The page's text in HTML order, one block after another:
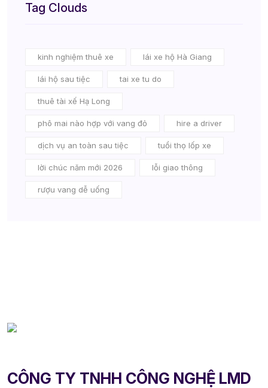
Tag Clouds
kinh nghiệm thuê xe lái xe hộ Hà Giang
lái hộ sau tiệc tai xe tu do
thuê tài xế Hạ Long
phô mai nào hợp với vang đỏ hire a driver
dịch vụ an toàn sau tiệc tuổi thọ lốp xe
lời chúc năm mới 2026 lỗi giao thông
rượu vang dễ uống
CÔNG TY TNHH CÔNG NGHỆ LMD